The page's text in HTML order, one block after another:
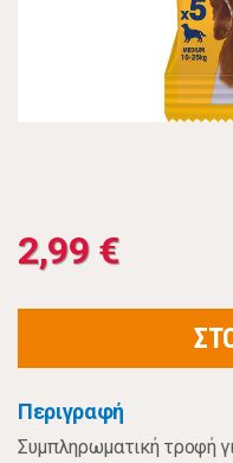
2,99 €
Περιγραφή
Συμπληρωματική τροφή